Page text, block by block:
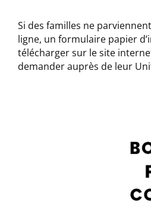
Si des familles ne
ligne, un formulaire papier
télécharger sur le site
demander auprès de leur